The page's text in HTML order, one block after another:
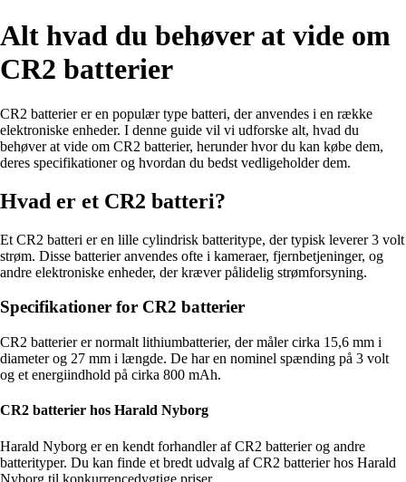
Alt hvad du behøver at vide om
CR2 batterier
CR2 batterier er en populær type batteri, der anvendes i en række
elektroniske enheder. I denne guide vil vi udforske alt, hvad du
behøver at vide om CR2 batterier, herunder hvor du kan købe dem,
deres specifikationer og hvordan du bedst vedligeholder dem.
Hvad er et CR2 batteri?
Et CR2 batteri er en lille cylindrisk batteritype, der typisk leverer 3 volt
strøm. Disse batterier anvendes ofte i kameraer, fjernbetjeninger, og
andre elektroniske enheder, der kræver pålidelig strømforsyning.
Specifikationer for CR2 batterier
CR2 batterier er normalt lithiumbatterier, der måler cirka 15,6 mm i
diameter og 27 mm i længde. De har en nominel spænding på 3 volt
og et energiindhold på cirka 800 mAh.
CR2 batterier hos Harald Nyborg
Harald Nyborg er en kendt forhandler af CR2 batterier og andre
batterityper. Du kan finde et bredt udvalg af CR2 batterier hos Harald
Nyborg til konkurrencedygtige priser.